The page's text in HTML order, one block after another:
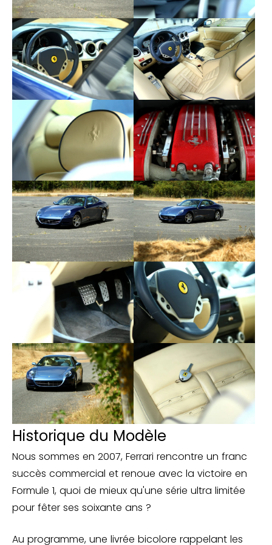
Historique du Modèle
Nous sommes en 2007, Ferrari rencontre un franc
succès commercial et renoue avec la victoire en
Formule 1, quoi de mieux qu'une série ultra limitée
pour fêter ses soixante ans ?
Au programme, une livrée bicolore rappelant les